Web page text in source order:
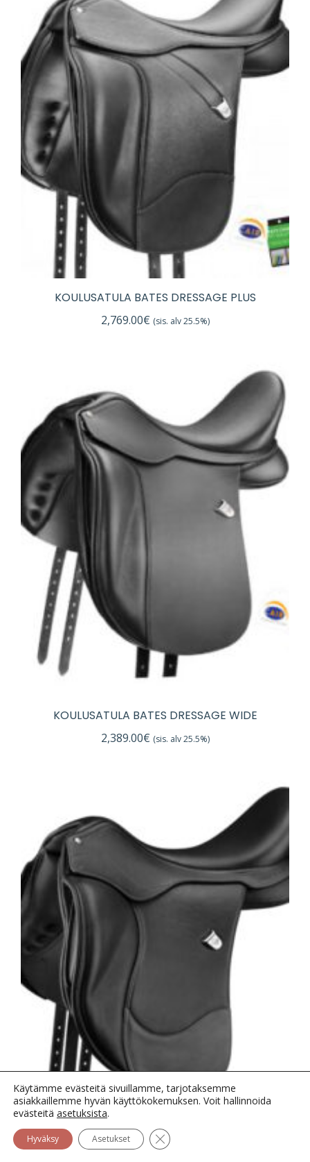
KOULUSATULA BATES DRESSAGE PLUS
2,769.00€ (sis. alv 25.5%)
KOULUSATULA BATES DRESSAGE WIDE
2,389.00€ (sis. alv 25.5%)
KOULUSATULA BATES ISABELL ICON
Käytämme evästeitä sivuillamme, tarjotaksemme
asiakkaillemme hyvän käyttökokemuksen. Voit hallinnoida
evästeitä asetuksista.
Hyväksy Asetukset Sulje evästebanneri